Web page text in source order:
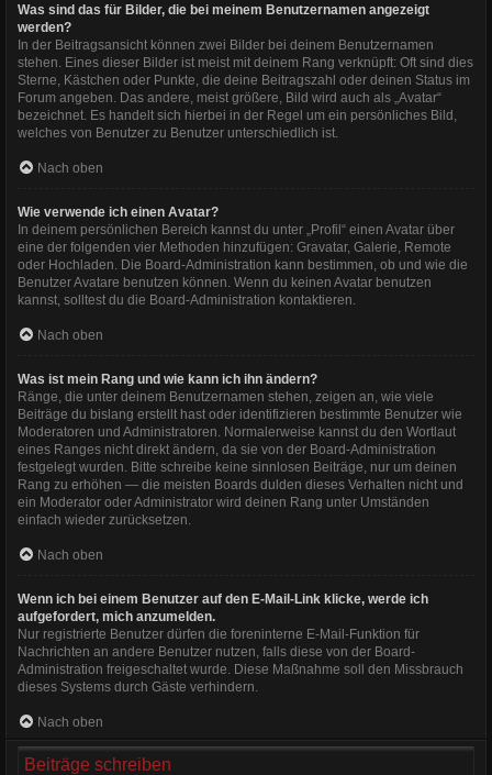
Was sind das für Bilder, die bei meinem Benutzernamen angezeigt
werden?
In der Beitragsansicht können zwei Bilder bei deinem Benutzernamen
stehen. Eines dieser Bilder ist meist mit deinem Rang verknüpft: Oft sind dies
Sterne, Kästchen oder Punkte, die deine Beitragszahl oder deinen Status im
Forum angeben. Das andere, meist größere, Bild wird auch als „Avatar“
bezeichnet. Es handelt sich hierbei in der Regel um ein persönliches Bild,
welches von Benutzer zu Benutzer unterschiedlich ist.
Nach oben
Wie verwende ich einen Avatar?
In deinem persönlichen Bereich kannst du unter „Profil“ einen Avatar über
eine der folgenden vier Methoden hinzufügen: Gravatar, Galerie, Remote
oder Hochladen. Die Board-Administration kann bestimmen, ob und wie die
Benutzer Avatare benutzen können. Wenn du keinen Avatar benutzen
kannst, solltest du die Board-Administration kontaktieren.
Nach oben
Was ist mein Rang und wie kann ich ihn ändern?
Ränge, die unter deinem Benutzernamen stehen, zeigen an, wie viele
Beiträge du bislang erstellt hast oder identifizieren bestimmte Benutzer wie
Moderatoren und Administratoren. Normalerweise kannst du den Wortlaut
eines Ranges nicht direkt ändern, da sie von der Board-Administration
festgelegt wurden. Bitte schreibe keine sinnlosen Beiträge, nur um deinen
Rang zu erhöhen — die meisten Boards dulden dieses Verhalten nicht und
ein Moderator oder Administrator wird deinen Rang unter Umständen
einfach wieder zurücksetzen.
Nach oben
Wenn ich bei einem Benutzer auf den E-Mail-Link klicke, werde ich
aufgefordert, mich anzumelden.
Nur registrierte Benutzer dürfen die foreninterne E-Mail-Funktion für
Nachrichten an andere Benutzer nutzen, falls diese von der Board-
Administration freigeschaltet wurde. Diese Maßnahme soll den Missbrauch
dieses Systems durch Gäste verhindern.
Nach oben
Beiträge schreiben